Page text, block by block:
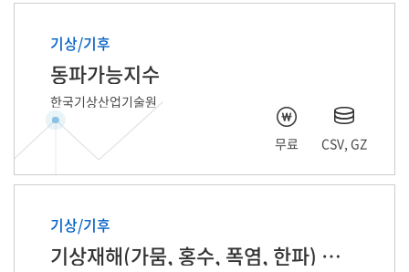
기상/기후
동파가능지수
한국기상산업기술원
무료 CSV, GZ
기상/기후
기상재해(가뭄, 홍수, 폭염, 한파) 피해기사 기반 자연어처리 데이터